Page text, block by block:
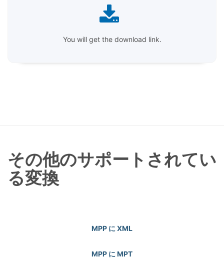
You will get the download link.
その他のサポートされてい
る変換
MPP に XML
MPP に MPT